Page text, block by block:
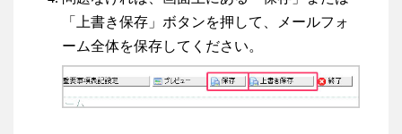
「上書き保存」ボタンを押して、メールフォ
ーム全体を保存してください。